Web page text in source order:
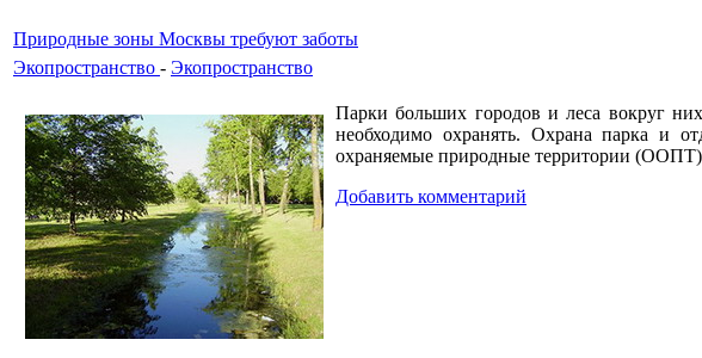
Природные зоны Москвы требуют заботы
Экопространство - Экопространство
Парки больших городов и леса вокруг
необходимо охранять. Охрана парка и
охраняемые природные территории (ООПТ)
Добавить комментарий